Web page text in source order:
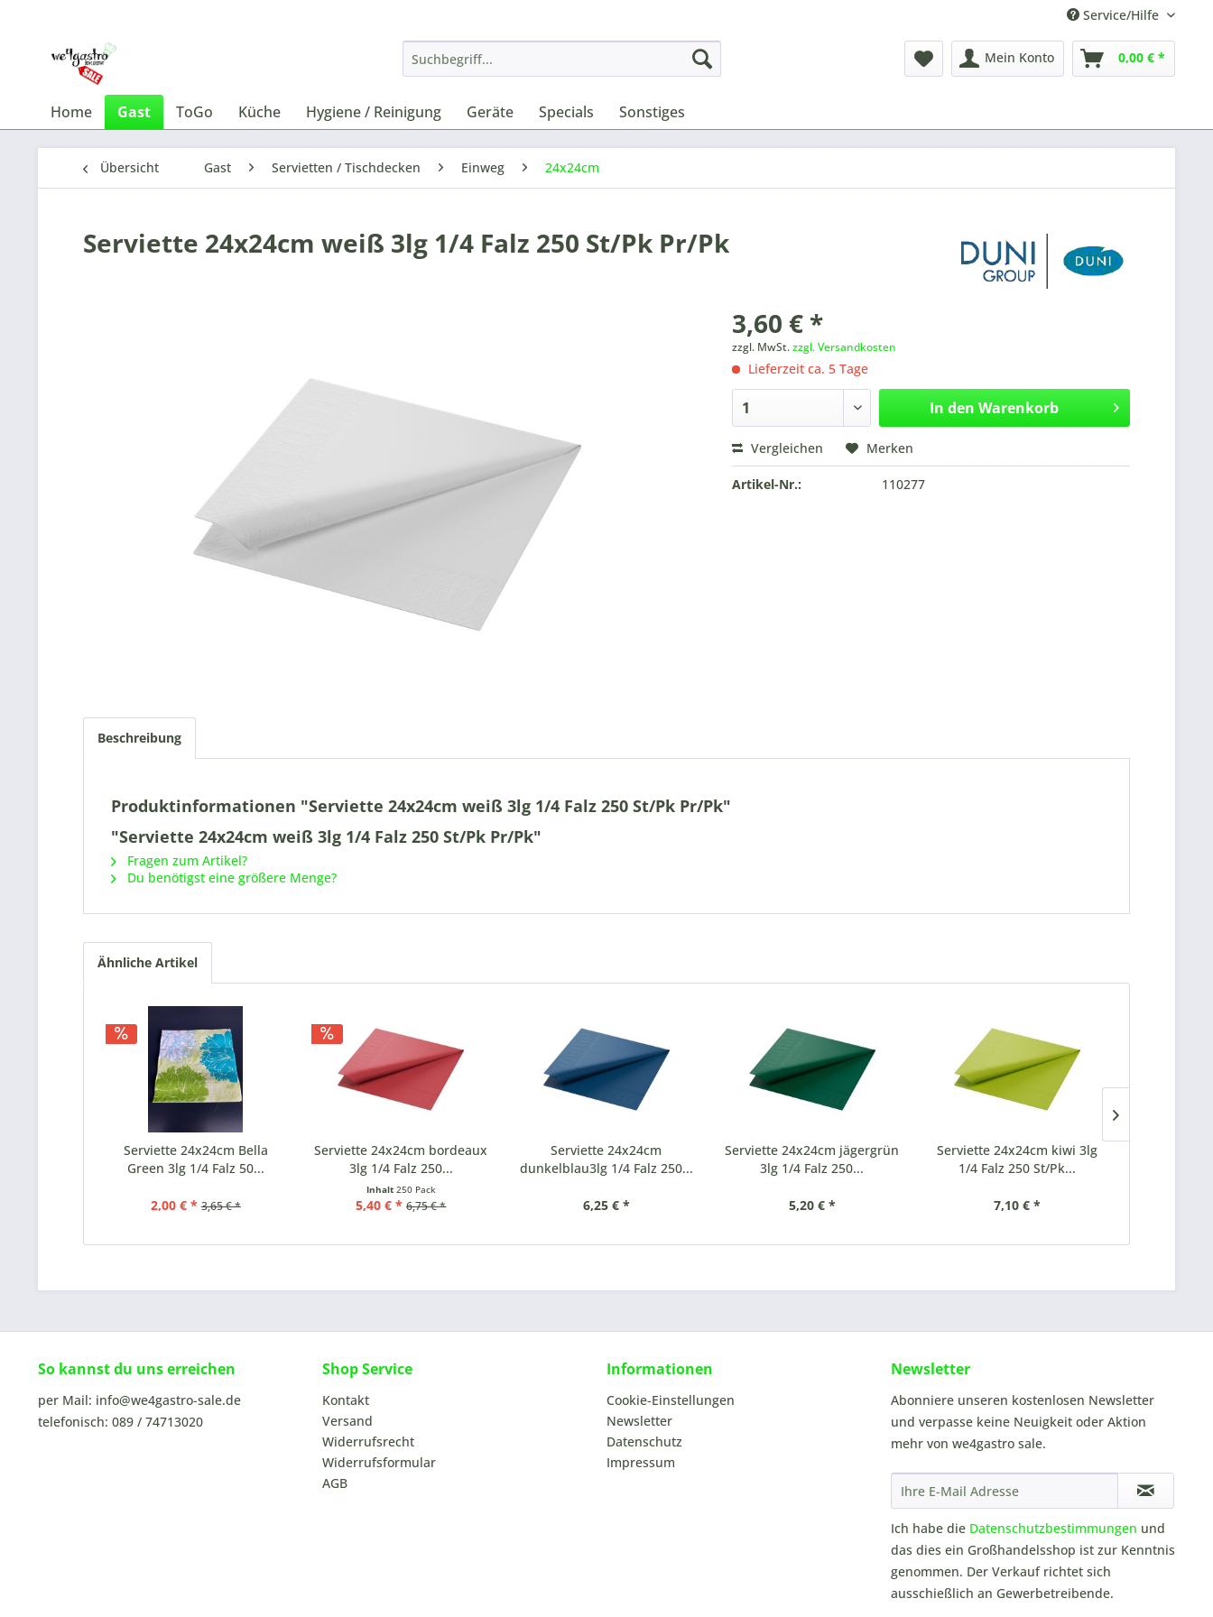
Service/Hilfe
Mein Konto 0,00 € *
Home Gast ToGo Küche Hygiene / Reinigung Geräte Specials Sonstiges
Übersicht Gast Servietten / Tischdecken Einweg 24x24cm
Serviette 24x24cm weiß 3lg 1/4 Falz 250 St/Pk Pr/Pk
3,60 € *
zzgl. MwSt.zzgl. Versandkosten
Lieferzeit ca. 5 Tage
In den Warenkorb
Vergleichen Merken
Artikel-Nr.: 110277
Beschreibung
Produktinformationen "Serviette 24x24cm weiß 3lg 1/4 Falz 250 St/Pk Pr/Pk"
"Serviette 24x24cm weiß 3lg 1/4 Falz 250 St/Pk Pr/Pk"
Fragen zum Artikel?
Du benötigst eine größere Menge?
Ähnliche Artikel
Serviette 24x24cm Bella
Green 3lg 1/4 Falz 50...
2,00 € * 3,65 € *
Serviette 24x24cm bordeaux
3lg 1/4 Falz 250...
Inhalt 250 Pack
5,40 € * 6,75 € *
Serviette 24x24cm
dunkelblau3lg 1/4 Falz 250...
6,25 € *
Serviette 24x24cm jägergrün
3lg 1/4 Falz 250...
5,20 € *
Serviette 24x24cm kiwi 3lg
1/4 Falz 250 St/Pk...
7,10 € *
So kannst du uns erreichen
per Mail: info@we4gastro-sale.de
telefonisch: 089 / 74713020
Shop Service
Kontakt
Versand
Widerrufsrecht
Widerrufsformular
AGB
Informationen
Cookie-Einstellungen
Newsletter
Datenschutz
Impressum
Newsletter
Abonniere unseren kostenlosen Newsletter
und verpasse keine Neuigkeit oder Aktion
mehr von we4gastro sale.
Ich habe die Datenschutzbestimmungen und
das dies ein Großhandelsshop ist zur Kenntnis
genommen. Der Verkauf richtet sich
ausschießlich an Gewerbetreibende.